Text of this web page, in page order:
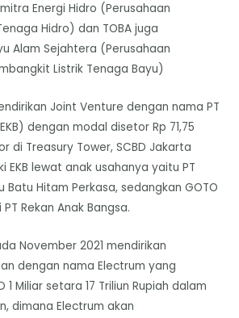
Energi Hidro (Perusahaan
Hidro) dan TOBA juga
Alam Sejahtera (Perusahaan
Listrik Tenaga Bayu)
Joint Venture dengan nama PT
dengan modal disetor Rp 71,75
di Treasury Tower, SCBD Jakarta
EKB lewat anak usahanya yaitu PT
Batu Hitam Perkasa, sedangkan GOTO
Rekan Anak Bangsa.
November 2021 mendirikan
dengan nama Electrum yang
1 Miliar setara 17 Triliun Rupiah dalam
dimana Electrum akan